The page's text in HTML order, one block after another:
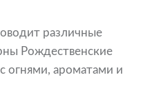
различные
Рождественские
огнями, ароматами и